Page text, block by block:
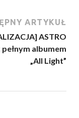
ARTYKUŁ
ASTRO
albumem
„All Light”